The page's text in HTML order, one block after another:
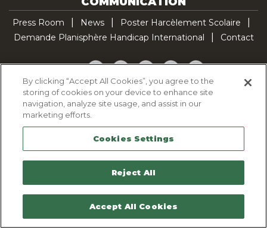
Press Room News
Poster Harcèlement Scolaire
Demande Planisphère Handicap International
Contact
Facebook
TwitterYouTubePinterestTikTok
Cookie Policy
Legal Notice
Sitemap
Contactez-nous
By clicking “Accept All Cookies”, you agree to the
storing of cookies on your device to enhance site
navigation, analyze site usage, and assist in our
marketing efforts.
Cookies Settings
Reject All
Accept All Cookies